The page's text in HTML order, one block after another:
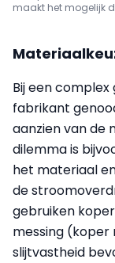
maakt het mogelijk
Bij een
fabrikant
aanzien van de
dilemma is
het materiaal
de
gebruiken
messing (koper
slijtvastheid